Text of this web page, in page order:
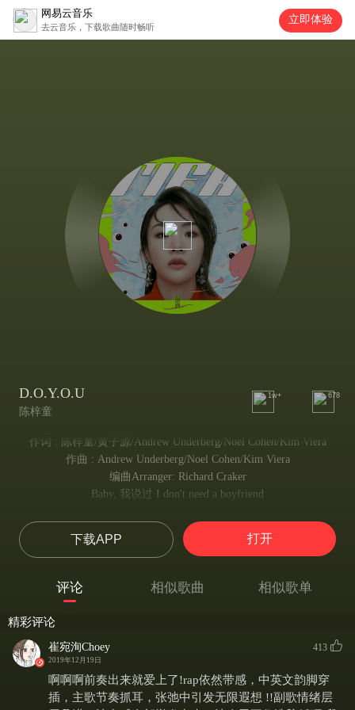
网易云音乐
去云音乐，下载歌曲随时畅听
立即体验
D.O.Y.O.U
陈梓童
1w+ 678
作词 : 陈梓童/黄子源/Andrew Underberg/Noel Cohen/Kim Viera
作曲 : Andrew Underberg/Noel Cohen/Kim Viera
编曲Arranger: Richard Craker
Baby, 我说过 I don't need a boyfriend
但你的眼神让我沦陷
这感觉有点危险
You got me
你将我俘获
打破我的禁忌
听从你的指令
Sorry I can't, do as you wish
下载APP 打开
评论 相似歌曲 相似歌单
精彩评论
崔宛洵Choey
2019年12月19日
413
啊啊啊前奏出来就爱上了!rap依然带感，中英文韵脚穿
插，主歌节奏抓耳，张弛中引发无限遐想 !!副歌情绪层